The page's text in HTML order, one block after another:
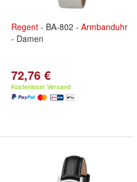
Regent - BA-802 - Armbanduhr
- Damen
72,76 €
Kostenloser Versand